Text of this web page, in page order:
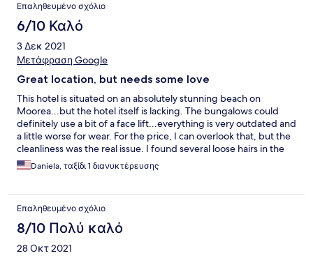
Επαληθευμένο σχόλιο
6/10 Καλό
3 Δεκ 2021
Μετάφραση Google
Great location, but needs some love
This hotel is situated on an absolutely stunning beach on
Moorea...but the hotel itself is lacking. The bungalows could
definitely use a bit of a face lift...everything is very outdated and
a little worse for wear. For the price, I can overlook that, but the
cleanliness was the real issue. I found several loose hairs in the
bathroom and the living area and it made me wonder what else
wasn't clean that I couldn't see. In the time of Covid-19 I would
but restaurant staff were impolite to say the lease...as if we were
a nuisance. Bar and restaurant were all closed by 9pm so no
after dinner drinks or much going on. With a little work this
could be a great place. Location is the best though!
Daniela, ταξίδι 1 διανυκτέρευσης
Επαληθευμένο σχόλιο
8/10 Πολύ καλό
28 Οκτ 2021